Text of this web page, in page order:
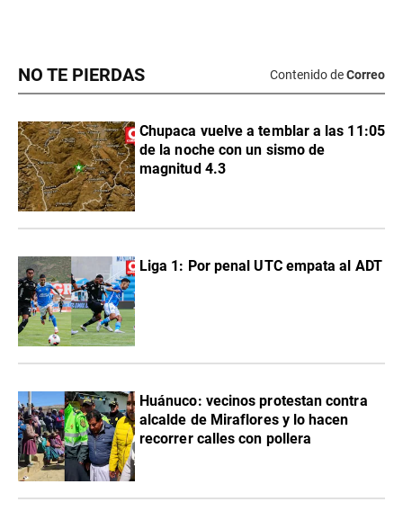
NO TE PIERDAS Contenido deCorreo
Chupaca vuelve a temblar a las 11:05
de la noche con un sismo de
magnitud 4.3
Liga 1: Por penal UTC empata al ADT
Huánuco: vecinos protestan contra
alcalde de Miraflores y lo hacen
recorrer calles con pollera